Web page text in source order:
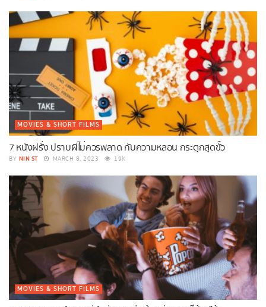
MOVIES & SHORT FILMS
7 หนังฝรั่ง ปราบผีไม่ควรพลาด กับความหลอน กระตุกสุดขั้ว
BY NIN ST MARCH 8, 2023 19K
MOVIES & SHORT FILMS